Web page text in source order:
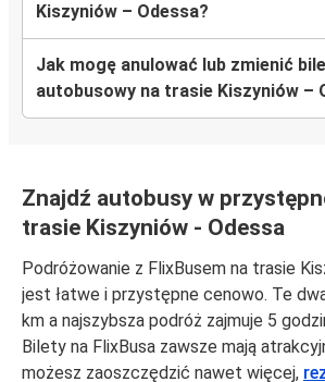
Kiszyniów – Odessa?
Jak mogę anulować lub zmienić
autobusowy na trasie Kiszyniów –
Znajdź autobusy w
trasie Kiszyniów - Odessa
Podróżowanie z FlixBusem na trasie
jest łatwe i przystępne cenowo. Te
km a najszybsza podróż zajmuje 5
Bilety na FlixBusa zawsze mają
możesz zaoszczędzić nawet więcej,